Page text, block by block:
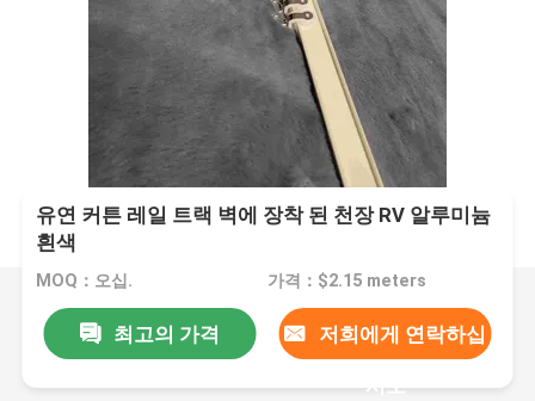
유연 커튼 레일 트랙 벽에 장착 된 천장 RV 알루미늄
흰색
MOQ：오십. 가격：$2.15 meters
최고의 가격 저희에게 연락하십
시오